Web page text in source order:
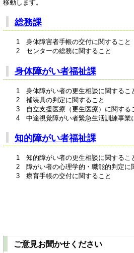
移動します。
総務課
1 身体障害者手帳の交付に関すること
2 センターの総務に関すること
身体障がい者福祉課
1 身体障がい者の更生相談に関するこ
2 補装具の判定に関すること
3 自立支援医療（更生医療）に関する
4 中途視覚障がい者緊急生活訓練事業
知的障がい者福祉課
1 知的障がい者の更生相談に関するこ
2 障がい者の心理学的・職能的判定に
3 療育手帳の交付に関すること
ご意見お聞かせください